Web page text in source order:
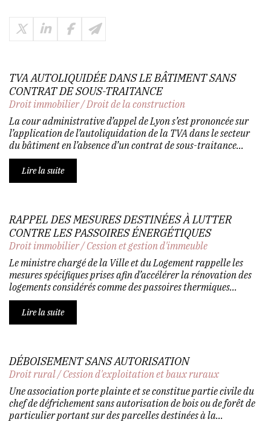
TVA AUTOLIQUIDÉE DANS LE BÂTIMENT SANS
CONTRAT DE SOUS-TRAITANCE
Droit immobilier/Droit de la construction
La cour administrative d’appel de Lyon s’est prononcée sur
l’application de l’autoliquidation de la TVA dans le secteur
du bâtiment en l’absence d’un contrat de sous-traitance...
Lire la suite
RAPPEL DES MESURES DESTINÉES À LUTTER
CONTRE LES PASSOIRES ÉNERGÉTIQUES
Droit immobilier/Cession et gestion d'immeuble
Le ministre chargé de la Ville et du Logement rappelle les
mesures spécifiques prises afin d’accélérer la rénovation des
logements considérés comme des passoires thermiques...
Lire la suite
DÉBOISEMENT SANS AUTORISATION
Droit rural/Cession d'exploitation et baux ruraux
Une association porte plainte et se constitue partie civile du
chef de défrichement sans autorisation de bois ou de forêt de
particulier portant sur des parcelles destinées à la...